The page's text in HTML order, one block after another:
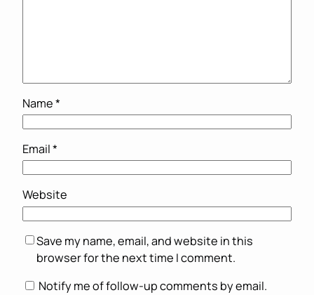
Name*
Email*
Website
Save my name, email, and website in this
browser for the next time I comment.
Notify me of follow-up comments by email.